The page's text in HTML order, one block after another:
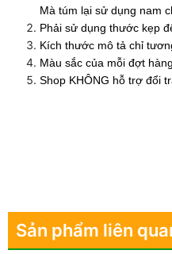
Mà túm lại sử dụng nam
Phải sử dụng thước kẹp
Kích thước mô tả chỉ
Màu sắc của mỗi đợt
Shop KHÔNG hỗ trợ đổi
Sản phẩm liên